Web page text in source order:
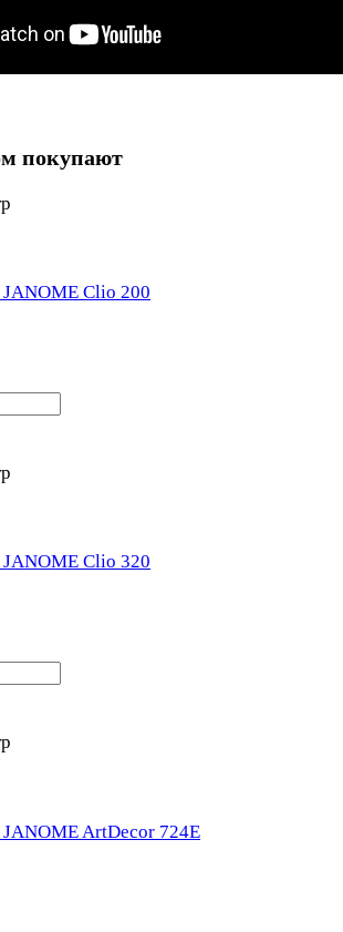
покупают
Clio 200
Clio 320
ArtDecor 724E